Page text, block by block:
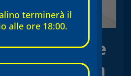
tecnologie
terminerà il
alle ore 18:00.